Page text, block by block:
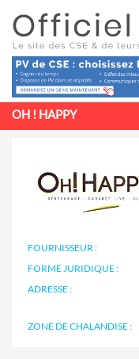
OH ! HAPPY
FOURNISSEUR :
FORME JURIDIQUE :
ADRESSE :
ZONE DE CHALANDISE :